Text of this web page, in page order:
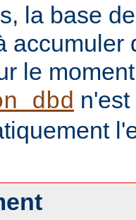
la base
accumuler
le